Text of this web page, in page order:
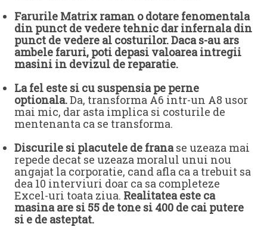
Farurile Matrix raman o dotare fenomentala
din punct de vedere tehnic dar infernala din
punct de vedere al costurilor. Daca s-au ars
ambele faruri, poti depasi valoarea intregii
masini in devizul de reparatie.
La fel este si cu suspensia pe perne
optionala.Da, transforma A6 intr-un A8 usor
mai mic, dar asta implica si costurile de
mentenanta ca se transforma.
Discurile si placutele de franase uzeaza mai
repede decat se uzeaza moralul unui nou
angajat la corporatie, cand afla ca a trebuit sa
dea 10 interviuri doar ca sa completeze
Excel-uri toata ziua. Realitatea este ca
masina are si 55 de tone si 400 de cai putere
si e de asteptat.